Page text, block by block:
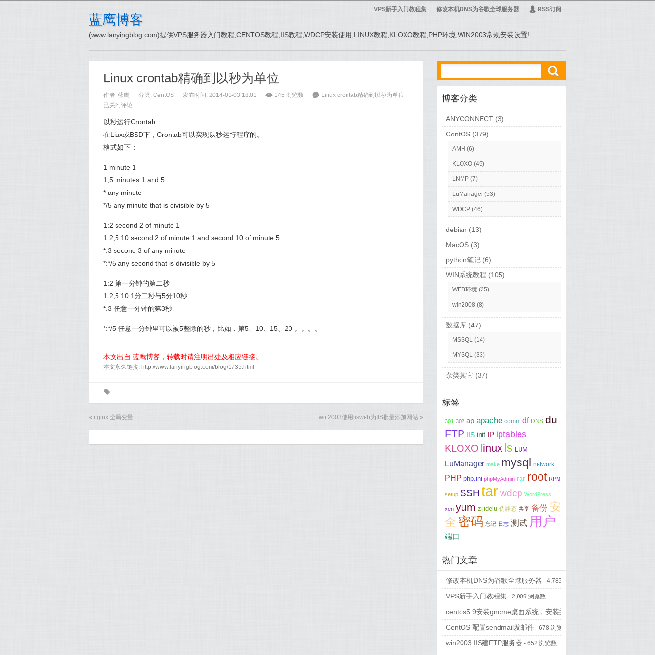
蓝鹰博客
(www.lanyingblog.com)提供VPS服务器入门教程,CENTOS教程,IIS教程,WDCP安装使用,LINUX教程,KLOXO教程,PHP环境,WIN2003常规安装设置!
VPS新手入门教程集 修改本机DNS为谷歌全球服务器 Ą RSS订阅
Linux crontab精确到以秒为单位
作者: 蓝鹰 分类: CentOS 发布时间: 2014-01-03 18:01 ė 145 浏览数 6 Linux crontab精确到以秒为单位
已关闭评论
以秒运行Crontab
在Liux或BSD下，Crontab可以实现以秒运行程序的。
格式如下：
1 minute 1
1,5 minutes 1 and 5
* any minute
*/5 any minute that is divisible by 5
1:2 second 2 of minute 1
1:2,5:10 second 2 of minute 1 and second 10 of minute 5
*:3 second 3 of any minute
*:*/5 any second that is divisible by 5
1:2 第一分钟的第二秒
1:2,5:10 1分二秒与5分10秒
*:3 任意一分钟的第3秒
*:*/5 任意一分钟里可以被5整除的秒，比如，第5、10、15、20 。。。。
本文出自 蓝鹰博客，转载时请注明出处及相应链接。
本文永久链接: http://www.lanyingblog.com/blog/1735.html
0
« nginx 全局变量 win2003使用iisweb为IIS批量添加网站 »
ő
博客分类
ANYCONNECT (3)
CentOS (379)
AMH (6)
KLOXO (45)
LNMP (7)
LuManager (53)
WDCP (46)
debian (13)
MacOS (3)
python笔记 (6)
WIN系统教程 (105)
WEB环境 (25)
win2008 (8)
数据库 (47)
MSSQL (14)
MYSQL (33)
杂类其它 (37)
标签
301 302 ap apache comm df DNS du
FTP
IIS init IP iptables
KLOXO linux ls LUM
LuManager make mysql network
PHP php.ini phpMyAdmin rar root RPM
setup SSH tar wdcp WordPress
xen yum zijidelu 伪静态 共享 备份 安
全 密码 忘记 日志 测试 用户
端口
热门文章
修改本机DNS为谷歌全球服务器 - 4,785 浏览数
VPS新手入门教程集 - 2,909 浏览数
centos5.9安装gnome桌面系统，安装并配置vncserver远程登录 亲测
CentOS 配置sendmail发邮件 - 678 浏览数
win2003 IIS建FTP服务器 - 652 浏览数